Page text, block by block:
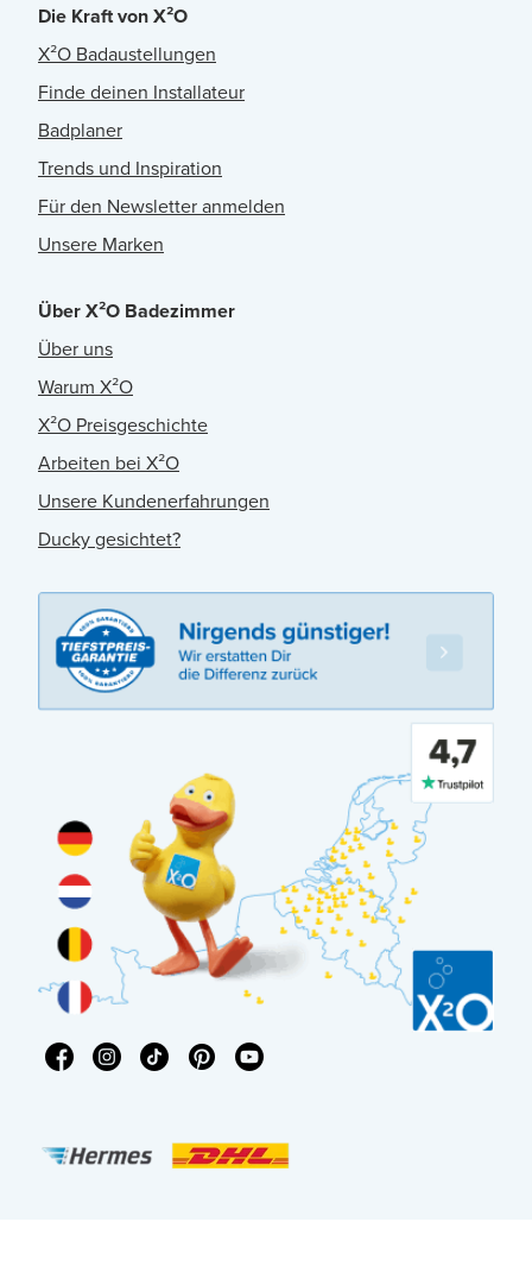
Die Kraft von X²O
X²O Badaustellungen
Finde deinen Installateur
Badplaner
Trends und Inspiration
Für den Newsletter anmelden
Unsere Marken
Über X²O Badezimmer
Über uns
Warum X²O
X²O Preisgeschichte
Arbeiten bei X²O
Unsere Kundenerfahrungen
Ducky gesichtet?